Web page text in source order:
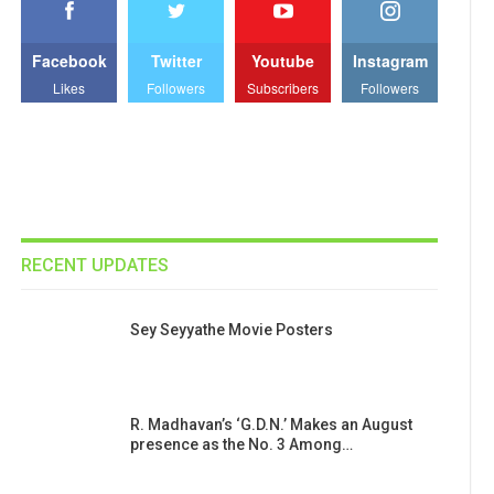
Facebook
Likes
Twitter
Followers
Youtube
Subscribers
Instagram
Followers
RECENT UPDATES
Sey Seyyathe Movie Posters
R. Madhavan’s ‘G.D.N.’ Makes an August
presence as the No. 3 Among…